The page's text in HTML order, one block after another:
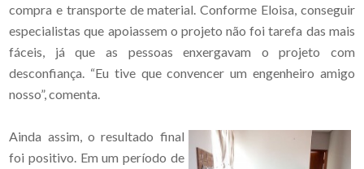
compra e transporte de material. Conforme Eloisa, conseguir
especialistas que apoiassem o projeto não foi tarefa das mais
fáceis, já que as pessoas enxergavam o projeto com
desconfiança. “Eu tive que convencer um engenheiro amigo
nosso”, comenta.
Ainda assim, o resultado final
foi positivo. Em um período de